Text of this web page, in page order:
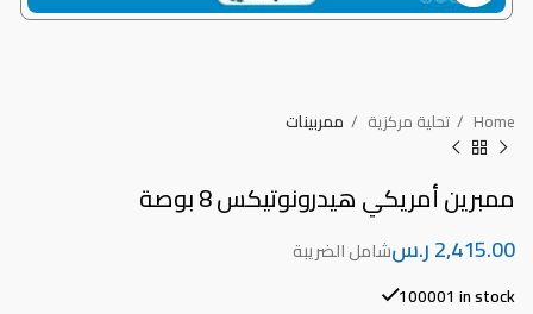
Home تحلية مركزية ممربينات
ممبرين أمريكي هيدرونوتيكس 8 بوصة
ر.س
100001 in stock